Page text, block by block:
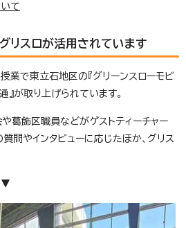
て
リスロが活用されています
業で東立石地区の『グリーンスローモビ
が取り上げられています。
葛飾区職員などがゲストティーチャー
問やインタビューに応じたほか、グリス
▼